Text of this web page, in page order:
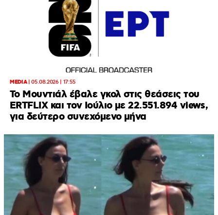
MEDIA|05.08.2026 | 17:55
Το Μουντιάλ έβαλε γκολ στις θεάσεις του
ERTFLIX και τον Ιούλιο με 22.551.894 views,
για δεύτερο συνεχόμενο μήνα